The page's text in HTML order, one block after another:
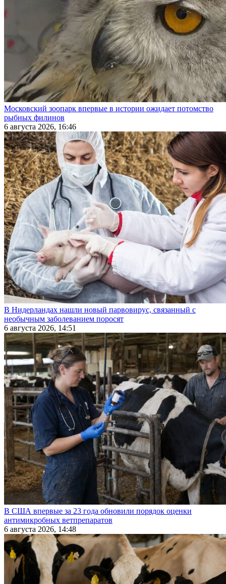
Московский зоопарк впервые в истории ожидает потомство
рыбных филинов
6 августа 2026, 16:46
В Нидерландах нашли новый парвовирус, связанный с
необычным заболеванием поросят
6 августа 2026, 14:51
В США впервые за 23 года обновили порядок оценки
антимикробных ветпрепаратов
6 августа 2026, 14:48